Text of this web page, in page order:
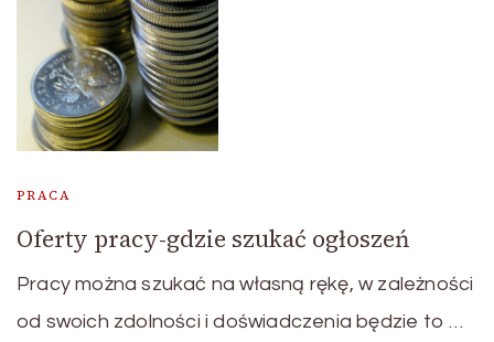
PRACA
Oferty pracy-gdzie szukać ogłoszeń
Pracy można szukać na własną rękę, w zależności
od swoich zdolności i doświadczenia będzie to …